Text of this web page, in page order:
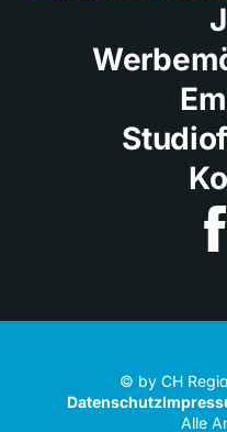
© by CH
Datenschutz
Alle